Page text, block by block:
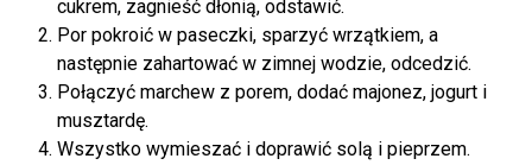
cukrem, zagnieść dłonią, odstawić.
Por pokroić w paseczki, sparzyć wrzątkiem, a
następnie zahartować w zimnej wodzie, odcedzić.
Połączyć marchew z porem, dodać majonez, jogurt i
musztardę.
Wszystko wymieszać i doprawić solą i pieprzem.